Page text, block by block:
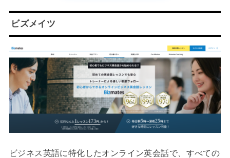
ビズメイツ
ビジネス英語に特化したオンライン英会話で、すべての